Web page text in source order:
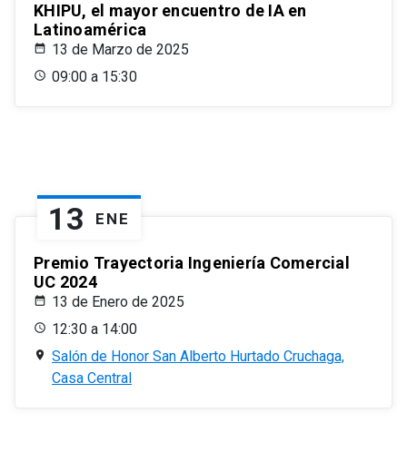
KHIPU, el mayor encuentro de IA en
Latinoamérica
13 de Marzo de 2025
09:00 a 15:30
13 ENE
Premio Trayectoria Ingeniería Comercial
UC 2024
13 de Enero de 2025
12:30 a 14:00
Salón de Honor San Alberto Hurtado Cruchaga,
Casa Central